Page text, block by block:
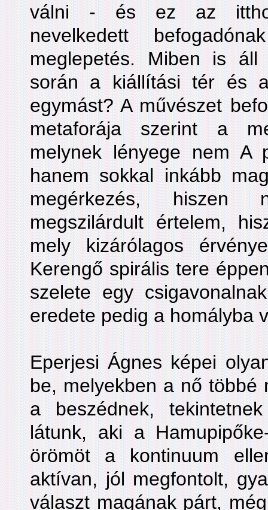
válni - és ez az
nevelkedett
meglepetés. Miben is
során a kiállítási tér és
egymást? A művészet
metaforája szerint a
melynek lényege nem A
hanem sokkal inkább
megérkezés, hiszen
megszilárdult értelem,
mely kizárólagos
Kerengő spirális tere
szelete egy
eredete pedig a homályba
Eperjesi Ágnes képei
be, melyekben a nő többé
a beszédnek,
látunk, aki a
örömöt a kontinuum
aktívan, jól megfontolt,
választ magának párt,